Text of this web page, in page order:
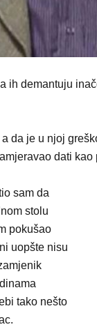
ih demantuju
da je u njoj
dati
sam da
stolu
pokušao
uopšte nisu
tako nešto